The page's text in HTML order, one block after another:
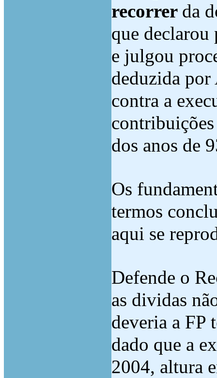
recorrer da
que declarou
e julgou
deduzida
contra a
dos anos de
Os
termos
aqui se
Defende o
as dividas
deveria a FP
dado que a
2004, altura